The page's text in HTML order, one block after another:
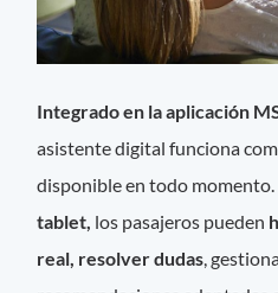
Integrado en la aplicación
asistente digital funciona
disponible en todo momento.
tablet, los pasajeros pueden
real, resolver dudas ,